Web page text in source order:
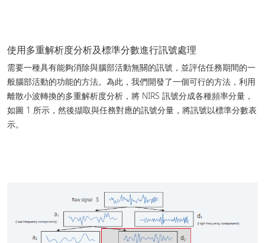
使用多重解析度分析及標準分數進行訊號處理
需要一種具有能夠消除與腦部活動無關的訊號，並評估任務期間的一
般腦部活動的功能的方法。為此，我們開發了一個可行的方法，利用
離散小波轉換的多重解析度分析，將 NIRS 訊號分成各種頻率分量，
如圖 1 所示，然後擷取與任務對應的訊號分量，將訊號以標準分數表
示。